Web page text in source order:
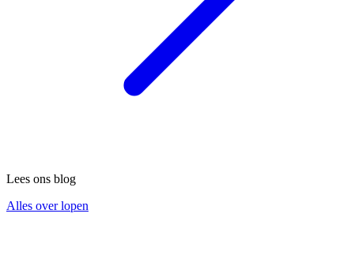
Lees ons blog
Alles over lopen